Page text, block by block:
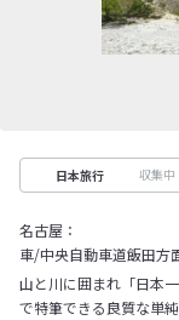
日本旅行 収集中
名古屋：
車/中央自動車道飯田方
山と川に囲まれ「日本
で特筆できる良質な単